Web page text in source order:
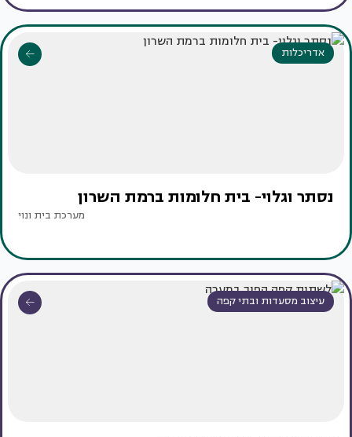
אדריכלות
נסתר וגלוי- בית חלומות ברמת השרון
מערכת בית ונוי
עיצוב מסעדות ובתי קפה